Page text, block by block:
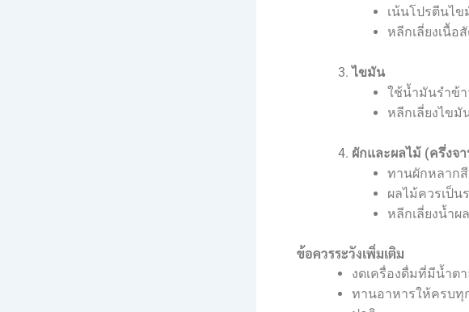
เน้นโปรตีนไข
หลีกเลี่ยงเนื้อ
ไขมัน
ใช้น้ำมันรำข้
หลีกเลี่ยงไขมั
ผักและผลไม้ (ครึ่งจ
ทานผักหลาก
ผลไม้ควรเป็น
หลีกเลี่ยงน้ำผ
ข้อควรระวังเพิ่มเติม
งดเครื่องดื่มที่มีน้ำต
ทานอาหารให้ครบทุ